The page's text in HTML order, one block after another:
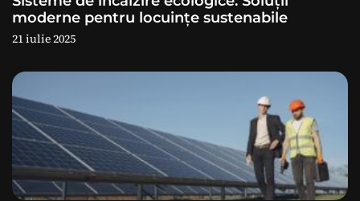
r
t
i
c
o
l
moderne pentru locuințe sustenabile
21 iulie 2025